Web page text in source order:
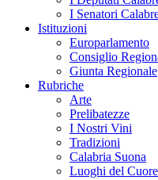
I Senatori
Istituzioni
Europarlamento
Consiglio
Giunta Regionale
Rubriche
Arte
Prelibatezze
I Nostri Vini
Tradizioni
Calabria Suona
Luoghi del Cuore